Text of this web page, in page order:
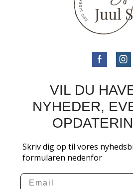
VIL DU
NYHEDER,
Skriv dig op til vores
formularen nedenfor
Email